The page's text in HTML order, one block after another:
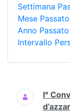
Settimana
Mese Passato
Anno Passato
Intervallo
Ricerca
I°